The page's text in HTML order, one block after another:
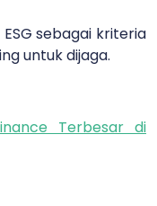
sebagai kriteria
untuk dijaga.
Terbesar di